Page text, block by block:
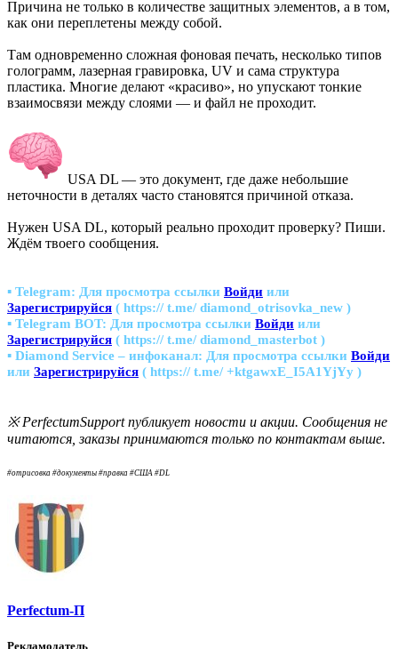
Причина не только в количестве защитных элементов, а в том,
как они переплетены между собой.
Там одновременно сложная фоновая печать, несколько типов
голограмм, лазерная гравировка, UV и сама структура
пластика. Многие делают «красиво», но упускают тонкие
взаимосвязи между слоями — и файл не проходит.
USA DL — это документ, где даже небольшие
неточности в деталях часто становятся причиной отказа.
Нужен USA DL, который реально проходит проверку? Пиши.
Ждём твоего сообщения.
▪ Telegram: Для просмотра ссылки Войди или
Зарегистрируйся ( https:// t.me/ diamond_otrisovka_new )
▪ Telegram BOT: Для просмотра ссылки Войди или
Зарегистрируйся ( https:// t.me/ diamond_masterbot )
▪ Diamond Service – инфоканал: Для просмотра ссылки Войди
или Зарегистрируйся ( https:// t.me/ +ktgawxE_I5A1YjYy )
※ PerfectumSupport публикует новости и акции. Сообщения не
читаются, заказы принимаются только по контактам выше.
#отрисовка #документы #правка #США #DL
Perfectum-П
Рекламодатель